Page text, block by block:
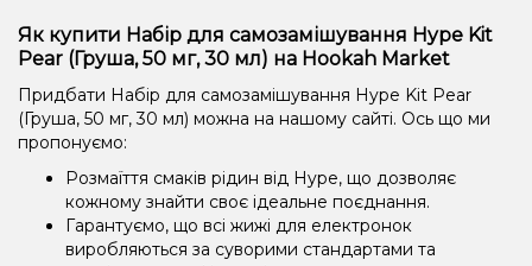
Як купити Набір для самозамішування Hype Kit
Pear (Груша, 50 мг, 30 мл) на Hookah Market
Придбати Набір для самозамішування Hype Kit Pear
(Груша, 50 мг, 30 мл) можна на нашому сайті. Ось що ми
пропонуємо:
Розмаїття смаків рідин від Hype, що дозволяє
кожному знайти своє ідеальне поєднання.
Гарантуємо, що всі жижі для електронок
виробляються за суворими стандартами та